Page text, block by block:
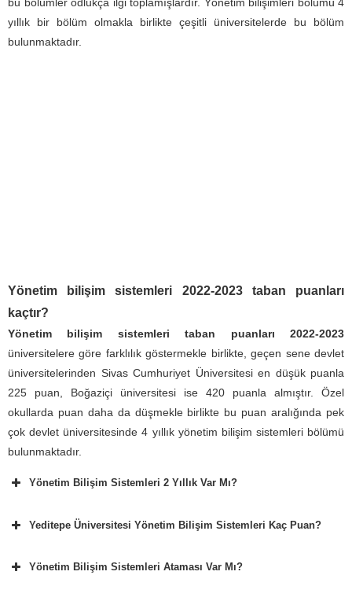
bu bölümler odlukça ilgi toplamışlardır. Yönetim bilişimleri bölümü 4
yıllık bir bölüm olmakla birlikte çeşitli üniversitelerde bu bölüm
bulunmaktadır.
Yönetim bilişim sistemleri 2022-2023 taban puanları
kaçtır?
Yönetim bilişim sistemleri taban puanları 2022-2023
üniversitelere göre farklılık göstermekle birlikte, geçen sene devlet
üniversitelerinden Sivas Cumhuriyet Üniversitesi en düşük puanla
225 puan, Boğaziçi üniversitesi ise 420 puanla almıştır. Özel
okullarda puan daha da düşmekle birlikte bu puan aralığında pek
çok devlet üniversitesinde 4 yıllık yönetim bilişim sistemleri bölümü
bulunmaktadır.
Yönetim Bilişim Sistemleri 2 Yıllık Var Mı?
Yeditepe Üniversitesi Yönetim Bilişim Sistemleri Kaç Puan?
Yönetim Bilişim Sistemleri Ataması Var Mı?